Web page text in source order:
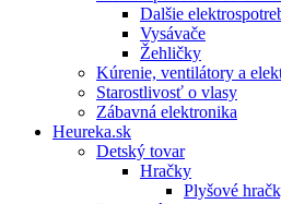
Dalšie
Vysávače
Žehličky
Kúrenie, ventilátory a
Starostlivosť o vlasy
Zábavná elektronika
Heureka.sk
Detský tovar
Hračky
Plyšové